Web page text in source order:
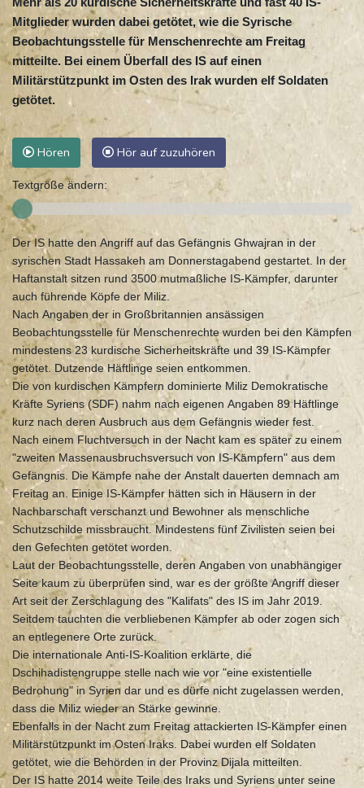
Mitglieder wurden dabei getötet, wie die Syrische
Beobachtungsstelle für Menschenrechte am Freitag
mitteilte. Bei einem Überfall des IS auf einen
Militärstützpunkt im Osten des Irak wurden elf Soldaten
getötet.
Hören Hör auf zuzuhören
Textgröße ändern:
Der IS hatte den Angriff auf das Gefängnis Ghwajran in der
syrischen Stadt Hassakeh am Donnerstagabend gestartet. In der
Haftanstalt sitzen rund 3500 mutmaßliche IS-Kämpfer, darunter
auch führende Köpfe der Miliz.
Nach Angaben der in Großbritannien ansässigen
Beobachtungsstelle für Menschenrechte wurden bei den Kämpfen
mindestens 23 kurdische Sicherheitskräfte und 39 IS-Kämpfer
getötet. Dutzende Häftlinge seien entkommen.
Die von kurdischen Kämpfern dominierte Miliz Demokratische
Kräfte Syriens (SDF) nahm nach eigenen Angaben 89 Häftlinge
kurz nach deren Ausbruch aus dem Gefängnis wieder fest.
Nach einem Fluchtversuch in der Nacht kam es später zu einem
"zweiten Massenausbruchsversuch von IS-Kämpfern" aus dem
Gefängnis. Die Kämpfe nahe der Anstalt dauerten demnach am
Freitag an. Einige IS-Kämpfer hätten sich in Häusern in der
Nachbarschaft verschanzt und Bewohner als menschliche
Schutzschilde missbraucht. Mindestens fünf Zivilisten seien bei
den Gefechten getötet worden.
Laut der Beobachtungsstelle, deren Angaben von unabhängiger
Seite kaum zu überprüfen sind, war es der größte Angriff dieser
Art seit der Zerschlagung des "Kalifats" des IS im Jahr 2019.
Seitdem tauchten die verbliebenen Kämpfer ab oder zogen sich
an entlegenere Orte zurück.
Die internationale Anti-IS-Koalition erklärte, die
Dschihadistengruppe stelle nach wie vor "eine existentielle
Bedrohung" in Syrien dar und es dürfe nicht zugelassen werden,
dass die Miliz wieder an Stärke gewinne.
Ebenfalls in der Nacht zum Freitag attackierten IS-Kämpfer einen
Militärstützpunkt im Osten Iraks. Dabei wurden elf Soldaten
getötet, wie die Behörden in der Provinz Dijala mitteilten.
Der IS hatte 2014 weite Teile des Iraks und Syriens unter seine